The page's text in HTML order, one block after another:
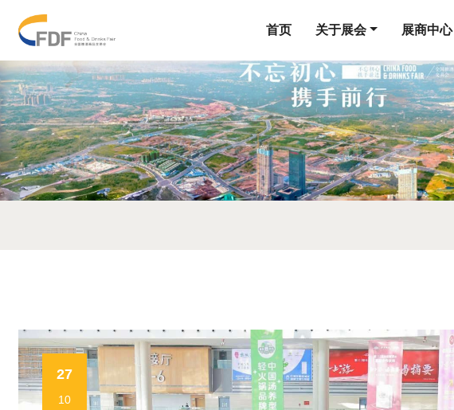
首页 关于展会 展商中心
27
10